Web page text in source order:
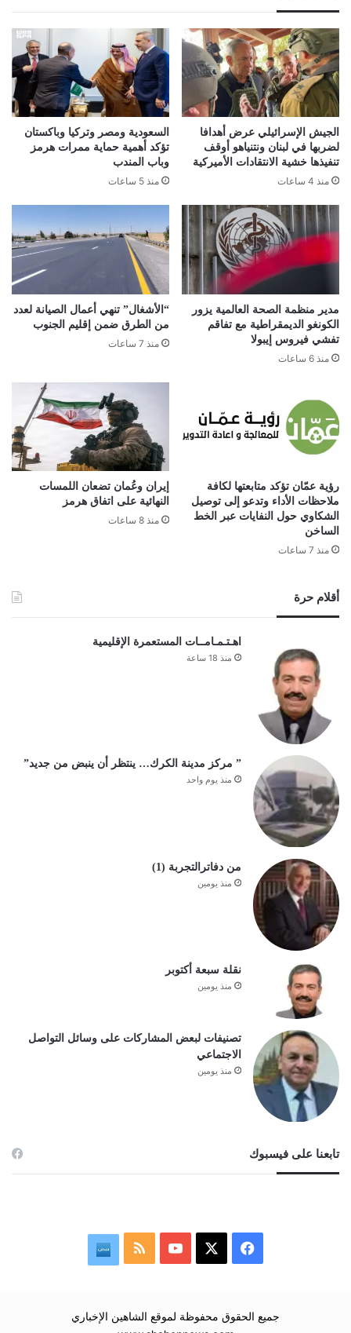
الجيش الإسرائيلي عرض أهدافا
لضربها في لبنان ونتنياهو أوقف
تنفيذها خشية الانتقادات الأميركية
منذ 4 ساعات
السعودية ومصر وتركيا وباكستان
تؤكد أهمية حماية ممرات هرمز
وباب المندب
منذ 5 ساعات
مدير منظمة الصحة العالمية يزور
الكونغو الديمقراطية مع تفاقم
تفشي فيروس إيبولا
منذ 6 ساعات
“الأشغال” تنهي أعمال الصيانة لعدد
من الطرق ضمن إقليم الجنوب
منذ 7 ساعات
رؤية عمّان تؤكد متابعتها لكافة
ملاحظات الأداء وتدعو إلى توصيل
الشكاوي حول النفايات عبر الخط
الساخن
منذ 7 ساعات
إيران وعُمان تضعان اللمسات
النهائية على اتفاق هرمز
منذ 8 ساعات
أقلام حرة
اهـتـمـامــات المستعمرة الإقليمية
منذ 18 ساعة
” مركز مدينة الكرك… ينتظر أن ينبض من جديد”
منذ يوم واحد
من دفاترالتجربة (1)
منذ يومين
نقلة سبعة أكتوبر
منذ يومين
تصنيفات لبعض المشاركات على وسائل التواصل
الاجتماعي
منذ يومين
تابعنا على فيسبوك
فيسبوك ‫YouTubeملخص
RSS
جميع الحقوق محفوظة لموقع الشاهين الإخباري